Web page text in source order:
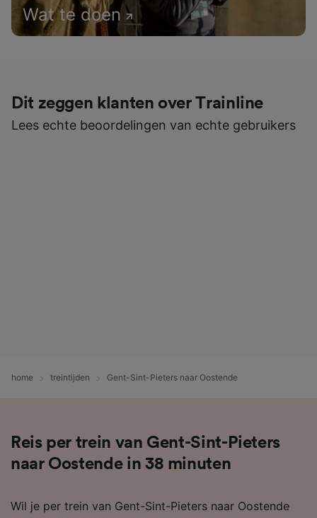
Wat te doen
Dit zeggen klanten over Trainline
Lees echte beoordelingen van echte gebruikers
home treintijden Gent-Sint-Pieters naar Oostende
Reis per trein van Gent-Sint-Pieters
naar Oostende in 38 minuten
Wil je per trein van Gent-Sint-Pieters naar Oostende